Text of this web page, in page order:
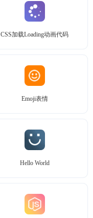
CSS加载Loading动画代码
Emoji表情
Hello World